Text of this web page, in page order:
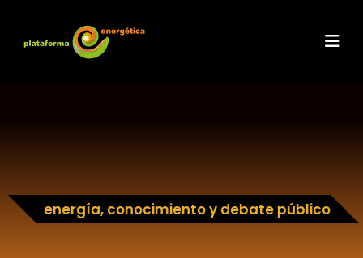
energía, conocimiento y debate público